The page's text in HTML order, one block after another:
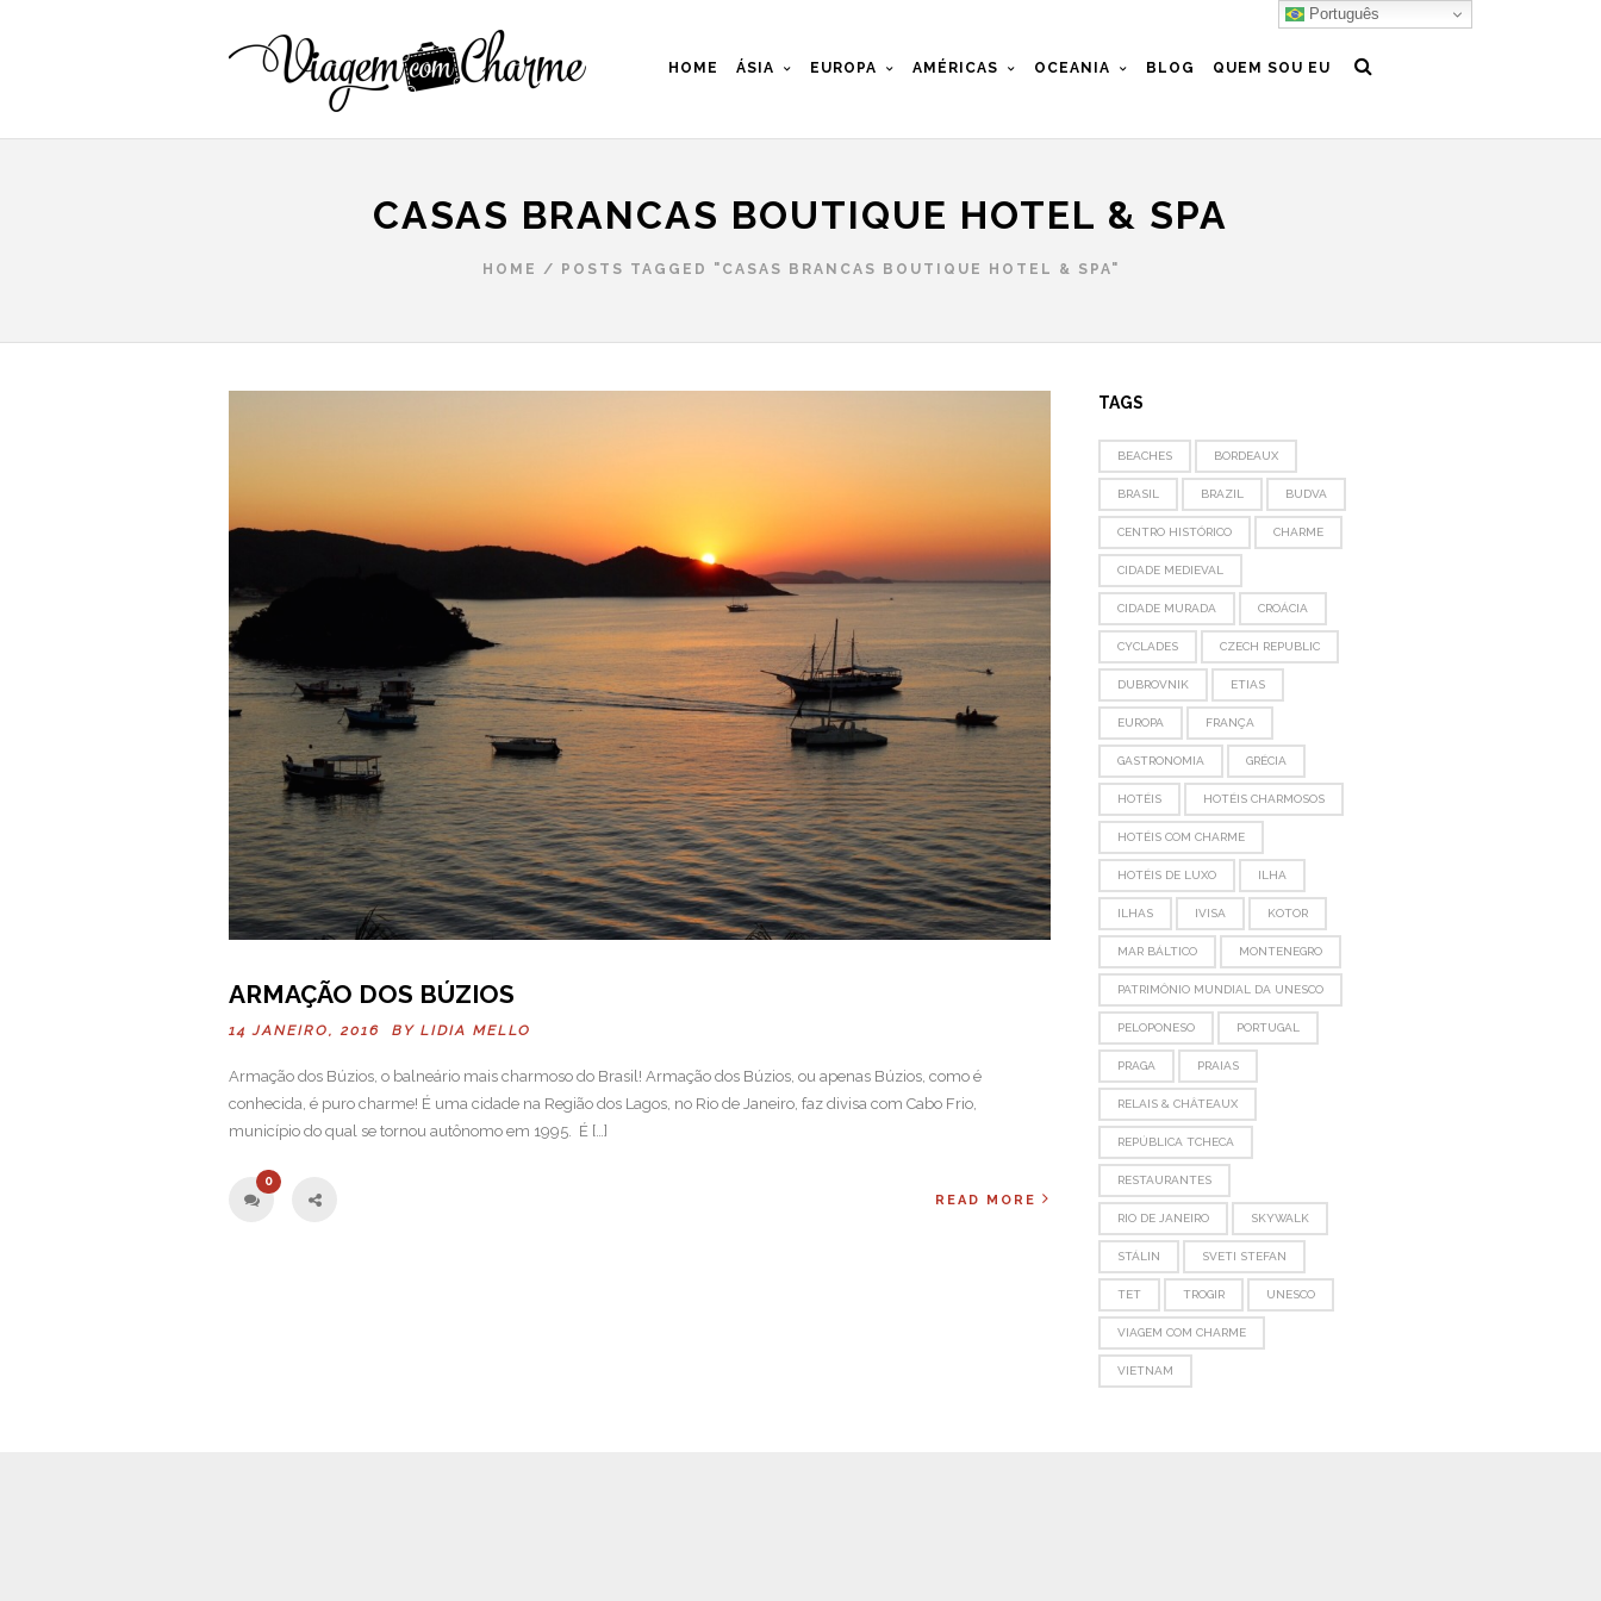
HOME ÁSIA EUROPA AMÉRICAS OCEANIA BLOG QUEM SOU EU
CASAS BRANCAS BOUTIQUE HOTEL & SPA
HOME / POSTS TAGGED "CASAS BRANCAS BOUTIQUE HOTEL & SPA"
ARMAÇÃO DOS BÚZIOS
14 JANEIRO, 2016 BY LIDIA MELLO
Armação dos Búzios, o balneário mais charmoso do Brasil! Armação dos Búzios, ou apenas Búzios, como é
conhecida, é puro charme! É uma cidade na Região dos Lagos, no Rio de Janeiro, faz divisa com Cabo Frio,
município do qual se tornou autônomo em 1995. É […]
0
READ MORE
TAGS
BEACHES BORDEAUX
BRASIL BRAZIL BUDVA
CENTRO HISTÓRICO CHARME
CIDADE MEDIEVAL
CIDADE MURADA CROÁCIA
CYCLADES CZECH REPUBLIC
DUBROVNIK ETIAS
EUROPA FRANÇA
GASTRONOMIA GRÉCIA
HOTÉIS HOTÉIS CHARMOSOS
HOTÉIS COM CHARME
HOTÉIS DE LUXO ILHA
ILHAS IVISA KOTOR
MAR BÁLTICO MONTENEGRO
PATRIMÔNIO MUNDIAL DA UNESCO
PELOPONESO PORTUGAL
PRAGA PRAIAS
RELAIS & CHÂTEAUX
REPÚBLICA TCHECA
RESTAURANTES
RIO DE JANEIRO SKYWALK
STÁLIN SVETI STEFAN
TET TROGIR UNESCO
VIAGEM COM CHARME
VIETNAM
Português